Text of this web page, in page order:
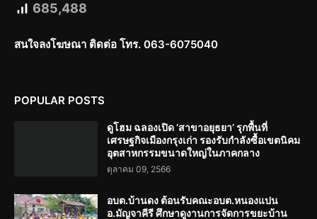
685,488
สนใจลงโฆษณา ติดต่อ โทร. 063-6075040
POPULAR POSTS
ดูโฮม ฉลองเปิด ‘สาขาอยุธยา’ รุกพื้นที่
เศรษฐกิจเมืองกรุงเก่า รองรับกำลังซื้อเขตนิคม
อุตสาหกรรมขนาดใหญ่ในภาคกลาง
ตุลาคม 09, 2566
อบต.บ้านดง ต้อนรับคณะอบต.หนองแปน
อ.มัญจาคีรี ศึกษาดูงานการจัดการขยะบ้าน